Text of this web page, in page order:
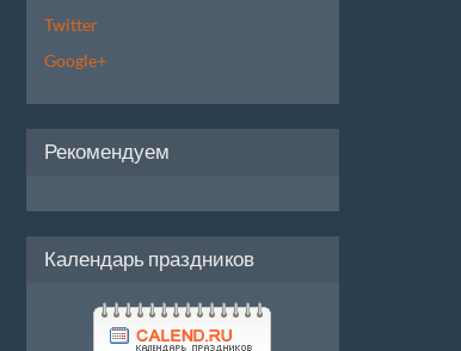
Twitter
Google+
Рекомендуем
Календарь праздников